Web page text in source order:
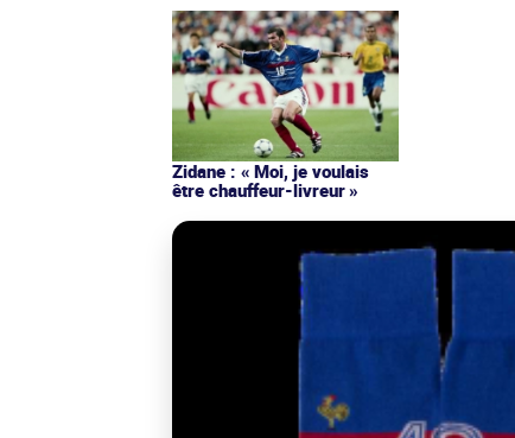
Zidane : « Moi, je voulais
être chauffeur-livreur »